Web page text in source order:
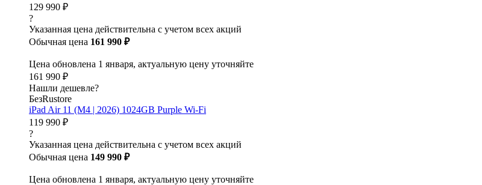
129 990 ₽
?
Указанная цена действительна с учетом всех акций
Обычная цена 161 990 ₽
Цена обновлена 1 января, актуальную цену уточняйте
161 990 ₽
Нашли дешевле?
БезRustore
iPad Air 11 (M4 | 2026) 1024GB Purple Wi-Fi
119 990 ₽
?
Указанная цена действительна с учетом всех акций
Обычная цена 149 990 ₽
Цена обновлена 1 января, актуальную цену уточняйте